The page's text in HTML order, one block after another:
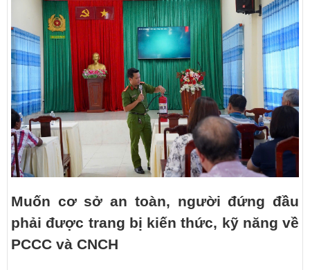
Muốn cơ sở an toàn, người đứng đầu
phải được trang bị kiến thức, kỹ năng về
PCCC và CNCH